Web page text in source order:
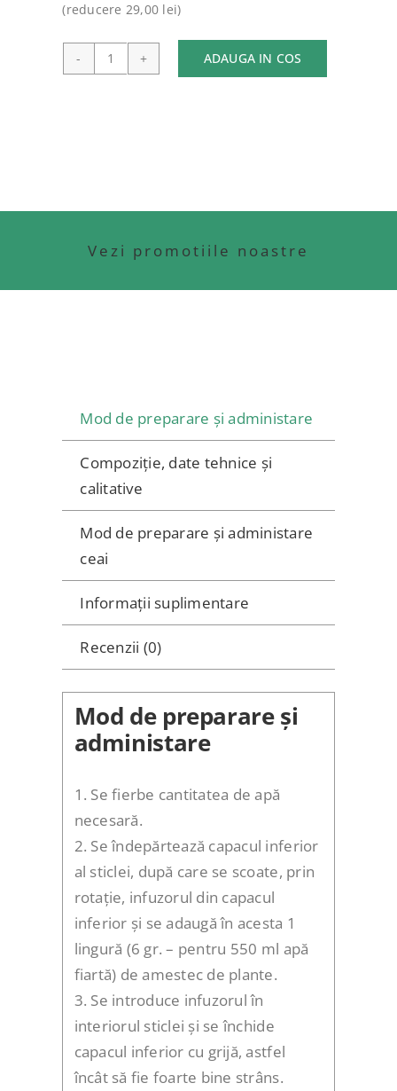
(reducere 29,00 lei)
Cantitate
STICLA
1
CANA
ADAUGA IN COS
Vezi promotiile noastre
Mod de preparare și administare
Compoziție, date tehnice și
calitative
Mod de preparare și administare
ceai
Informații suplimentare
Recenzii (0)
Mod de preparare și
administare
1. Se fierbe cantitatea de apă
necesară.
2. Se îndepărtează capacul inferior
al sticlei, după care se scoate, prin
rotație, infuzorul din capacul
inferior și se adaugă în acesta 1
lingură (6 gr. – pentru 550 ml apă
fiartă) de amestec de plante.
3. Se introduce infuzorul în
interiorul sticlei și se închide
capacul inferior cu grijă, astfel
încât să fie foarte bine strâns.